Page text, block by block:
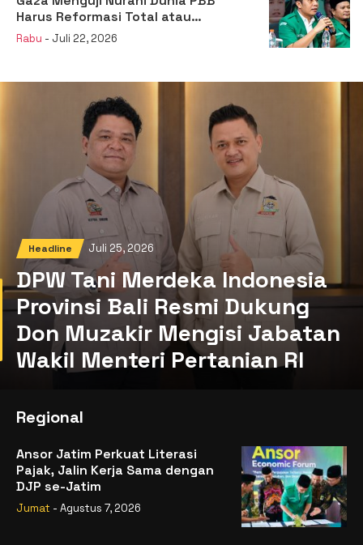
Harus Reformasi Total atau
Kehilangan Legitimasi
Rabu - Juli 22, 2026
Headline Juli 25, 2026
DPW Tani Merdeka Indonesia
Provinsi Bali Resmi Dukung
Don Muzakir Mengisi Jabatan
Wakil Menteri Pertanian RI
Regional
Ansor Jatim Perkuat Literasi
Pajak, Jalin Kerja Sama dengan
DJP se-Jatim
Jumat - Agustus 7, 2026